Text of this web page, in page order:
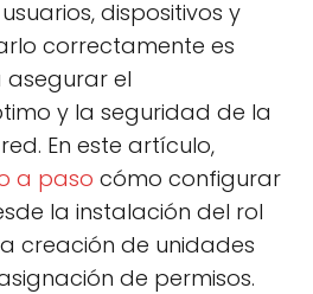
n n
dispositivos y
correctamente es
el
y la seguridad de la
En este artículo,
a paso cómo configurar
la instalación del rol
creación de unidades
de permisos.